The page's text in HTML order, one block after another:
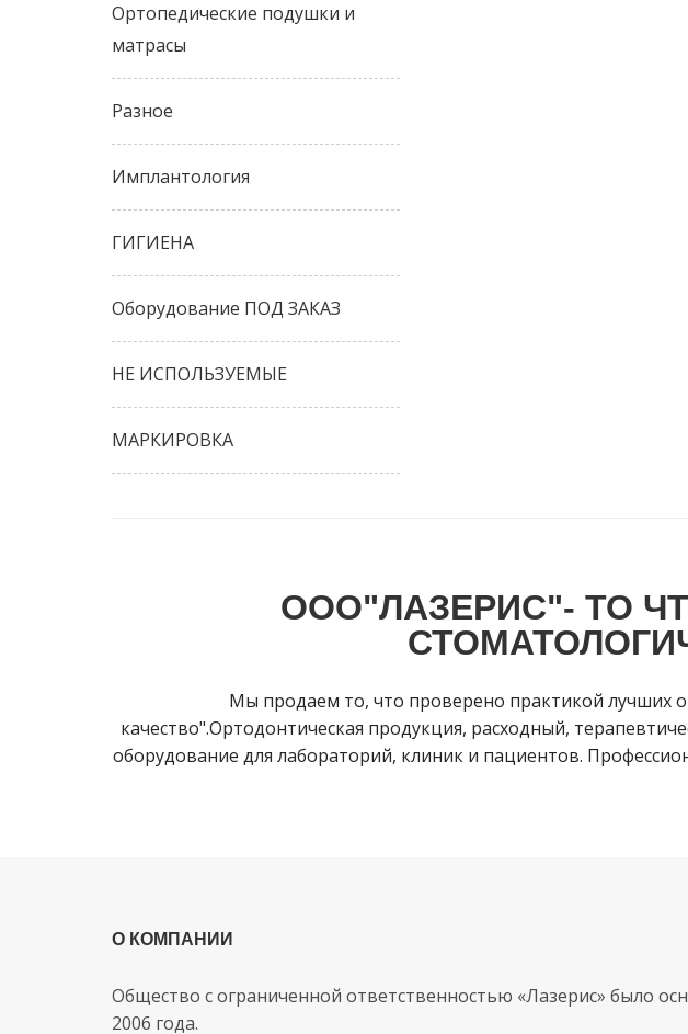
Ортопедические подушки и
матрасы
Разное
Имплантология
ГИГИЕНА
Оборудование ПОД ЗАКАЗ
НЕ ИСПОЛЬЗУЕМЫЕ
МАРКИРОВКА
ООО"ЛАЗЕРИС"- ТО
Мы продаем то, что проверено практикой лучших
качество".Ортодонтическая продукция, расходный,
оборудование для лабораторий, клиник и пациентов.
О КОМПАНИИ
Общество с ограниченной ответственностью «Лазерис» было
2006 года.